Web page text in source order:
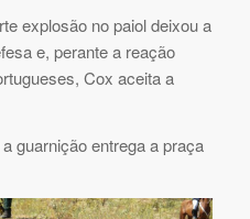
explosão no paiol deixou a
e, perante a reação
Cox aceita a
guarnição entrega a praça